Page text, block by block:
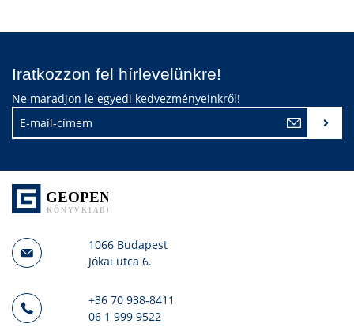
Iratkozzon fel hírlevelünkre!
Ne maradjon le egyedi kedvezményeinkről!
1066 Budapest
Jókai utca 6.
+36 70 938-8411
06 1 999 9522